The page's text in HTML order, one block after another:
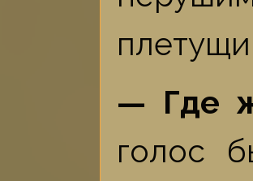
— Где
голос